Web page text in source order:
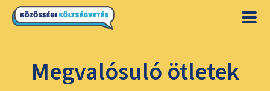
Megvalósuló ötletek